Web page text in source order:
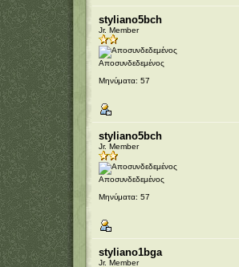
styliano5bch
Jr. Member
Αποσυνδεδεμένος
Μηνύματα: 57
styliano5bch
Jr. Member
Αποσυνδεδεμένος
Μηνύματα: 57
styliano1bga
Jr. Member